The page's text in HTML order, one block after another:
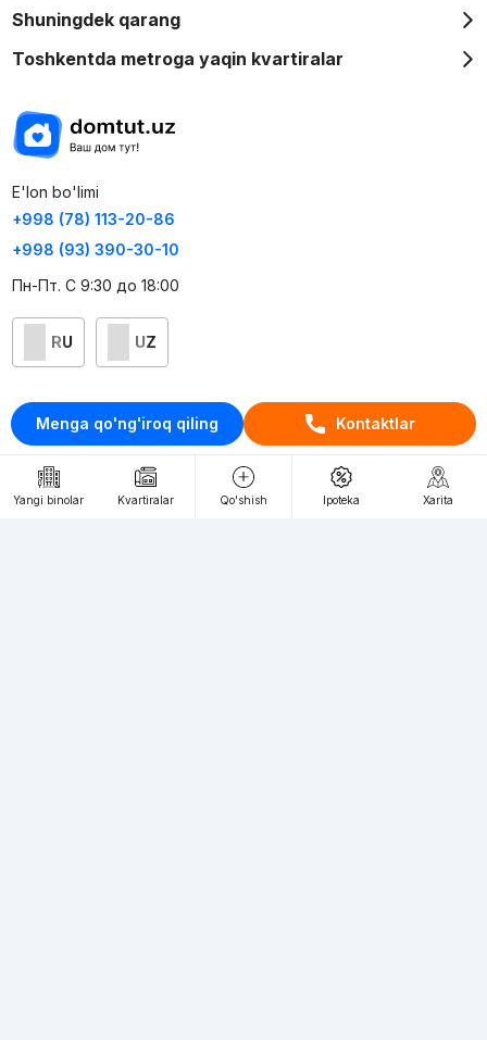
Menga qo'ng'iroq qiling Kontaktlar
Yangi binolar Kvartiralar Qo'shish Ipoteka Xarita
Shuningdek qarang
Toshkentda metroga yaqin kvartiralar
E'lon bo'limi
+998 (78) 113-20-86
+998 (93) 390-30-10
Пн-Пт. С 9:30 до 18:00
RU UZ
Kontaktlar
loyiha haqida
Webnow © loyihasi